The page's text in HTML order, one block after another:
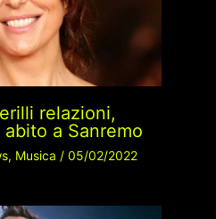
relazioni,
a Sanremo
, Musica / 05/02/2022